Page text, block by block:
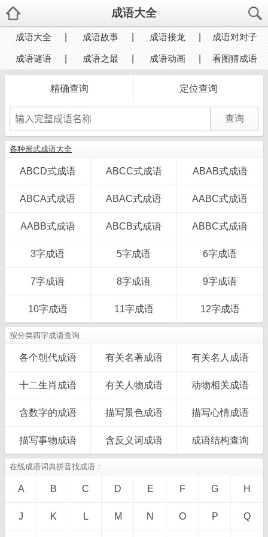
成语大全
成语大全 成语故事 成语接龙 成语对对子
成语谜语 成语之最 成语动画 看图猜成语
精确查询 定位查询
各种形式成语大全
ABCD式成语 ABCC式成语 ABAB式成语
ABCA式成语 ABAC式成语 AABC式成语
AABB式成语 ABCB式成语 ABBC式成语
3字成语 5字成语 6字成语
7字成语 8字成语 9字成语
10字成语 11字成语 12字成语
按分类四字成语查询
各个朝代成语 有关名著成语 有关名人成语
十二生肖成语 有关人物成语 动物相关成语
含数字的成语 描写景色成语 描写心情成语
描写事物成语 含反义词成语 成语结构查询
在线成语词典拼音找成语：
A B C D E F G H
J K L M N O P Q